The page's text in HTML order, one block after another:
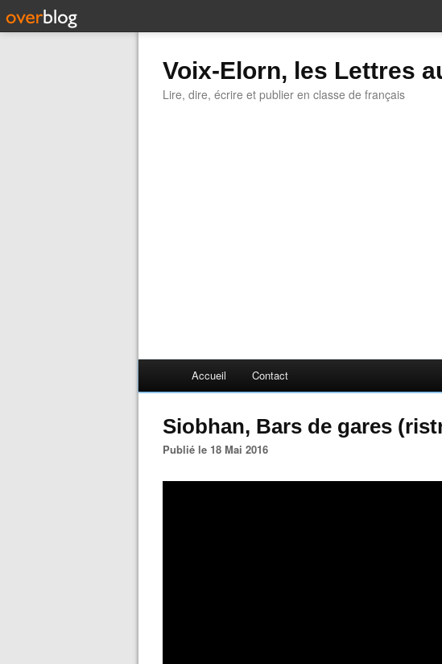
Voix-Elorn, les Lettres
Lire, dire, écrire et publier en classe de français
Accueil Contact
Siobhan, Bars de gares
Publié le 18 Mai 2016